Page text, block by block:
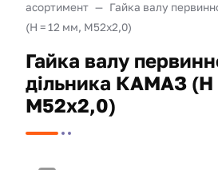
асортимент
Гайка валу
(H = 12 мм, М52х2,0)
Гайка валу
дільника КАМАЗ (H
М52х2,0)